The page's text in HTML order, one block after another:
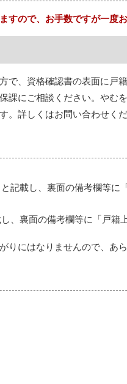
ので、お手数ですが一度
で、資格確認書の表面に戸
課にご相談ください。やむ
。詳しくはお問い合わせくだ
記載し、裏面の備考欄等に
、裏面の備考欄等に「戸籍
にはなりませんので、あら